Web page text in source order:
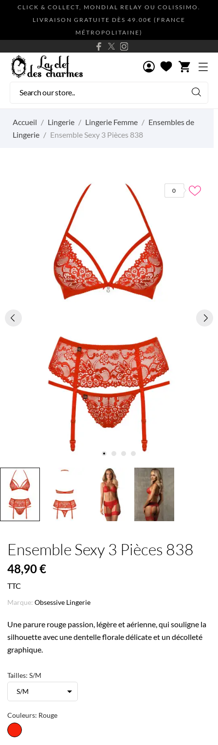
CLICK & COLLECT, MONDIAL RELAY OU COLISSIMO.
LIVRAISON GRATUITE DÈS 49.00€ (FRANCE
MÉTROPOLITAINE)
shopping_cart
Accueil Lingerie Lingerie Femme
Ensembles de
Lingerie
Ensemble Sexy 3 Pièces 838
0
Ensemble Sexy 3 Pièces 838
48,90 €
TTC
Marque: Obsessive Lingerie
Une parure rouge passion, légère et aérienne, qui souligne la
silhouette avec une dentelle florale délicate et un décolleté
graphique.
Tailles: S/M
Couleurs: Rouge
Rouge